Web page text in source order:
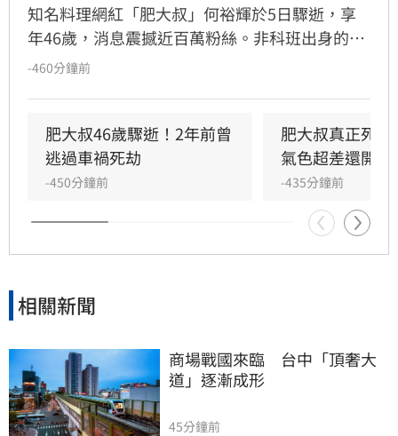
知名料理網紅「肥大叔」何裕輝於5日驟逝，享
年46歲，消息震撼近百萬粉絲。非科班出身的
他，靠著接地氣的料理教學與直播拍賣，成功打
承年少誤入歧途的「更生人」背景，以浪子回頭
的勵志故事，鼓舞無數粉絲。他創業初期曾為業
績連續直播17小時，拚命精神令人敬佩，卻也讓
外界感嘆其過度操勞。如今肥大叔離世，留下的
不僅是豐富的美味食譜，還有那份「知錯能改、
努力向上」的人生態度，成為許多粉絲心中永遠
氣。
-460分鐘前
肥大叔46歲驟逝！2年前曾
逃過車禍死劫
-450分鐘前
肥大叔真正死
氣色超差還開直
-435分鐘前
相關新聞
商場戰國來臨　台中「頂奢大
道」逐漸成形
45分鐘前